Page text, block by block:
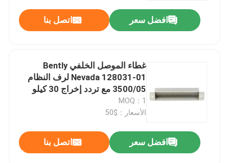
افضل سعر اتصل بنا
غطاء الموصل الخلفي Bently
Nevada 128031-01 لرف النظام
3500/05 مع تردد إخراج 30 كيلو
-40 درجة مئوية إلى 120 درجة مئوية
MOQ：1
الأسعار：$50
افضل سعر اتصل بنا